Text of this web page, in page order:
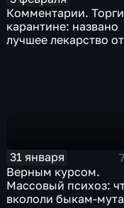
Комментарии.
карантине: названо
лучшее лекарство от
31 января
Верным курсом.
Массовый психоз:
вкололи быкам-